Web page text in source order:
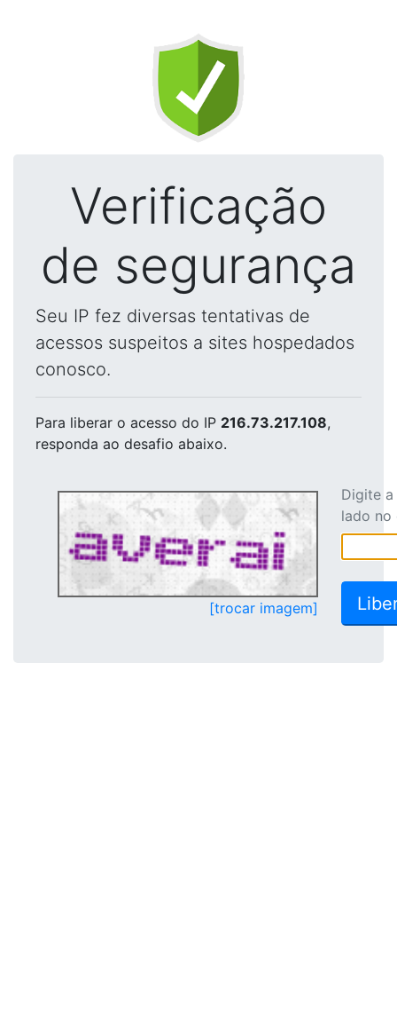
Verificação
de segurança
Seu IP fez diversas tentativas de
acessos suspeitos a sites hospedados
conosco.
Para liberar o acesso do IP 216.73.217.108,
responda ao desafio abaixo.
[trocar imagem]
Digite
lado no